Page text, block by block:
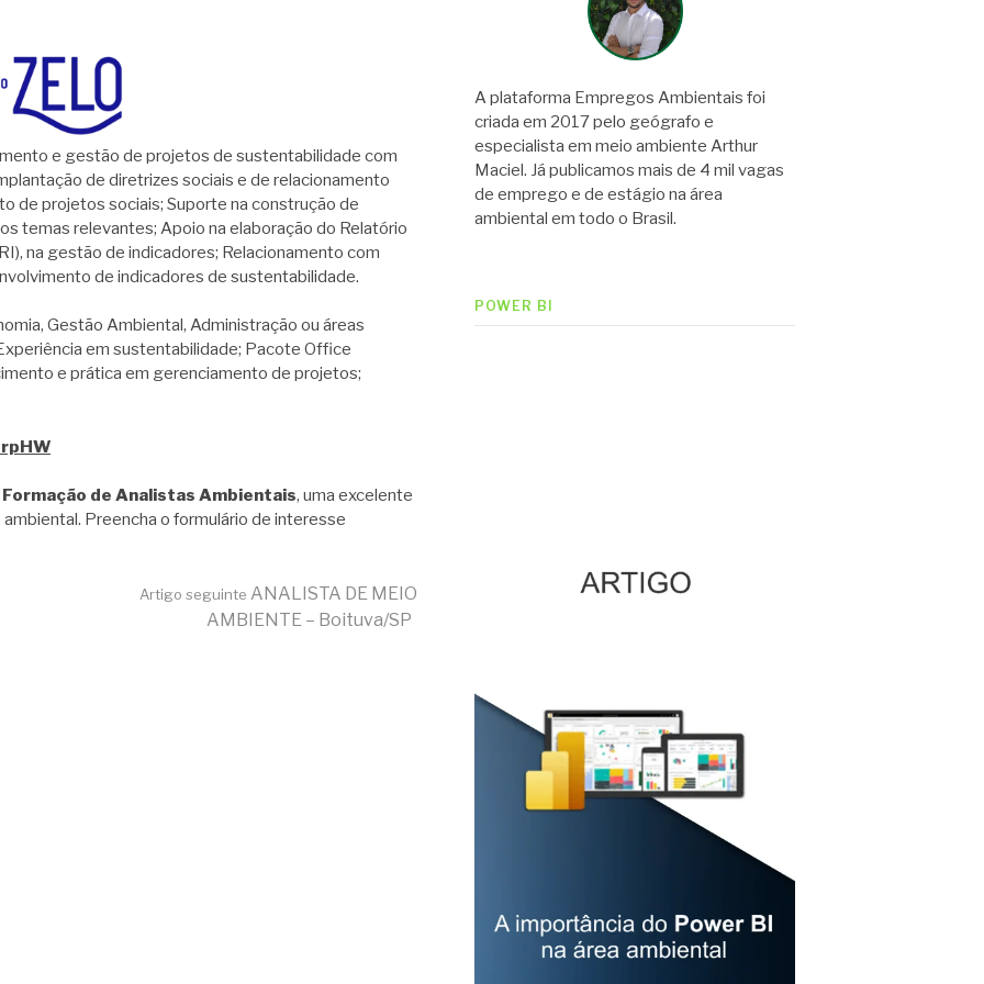
e gestão de projetos de sustentabilidade com
de diretrizes sociais e de relacionamento
de projetos sociais; Suporte na construção de
temas relevantes; Apoio na elaboração do Relatório
na gestão de indicadores; Relacionamento com
de indicadores de sustentabilidade.
Gestão Ambiental, Administração ou áreas
em sustentabilidade; Pacote Office
e prática em gerenciamento de projetos;
de Analistas Ambientais, uma excelente
Preencha o formulário de interesse
Artigo seguinte ANALISTA DE MEIO
AMBIENTE – Boituva/SP
A plataforma Empregos Ambientais foi
criada em 2017 pelo geógrafo e
especialista em meio ambiente Arthur
Maciel. Já publicamos mais de 4 mil vagas
de emprego e de estágio na área
ambiental em todo o Brasil.
POWER BI